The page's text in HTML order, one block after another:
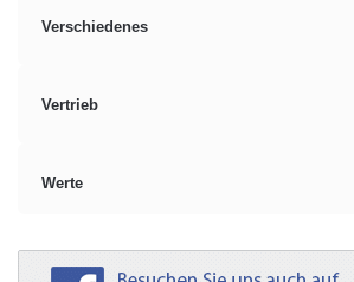
Verschiedenes
Vertrieb
Werte